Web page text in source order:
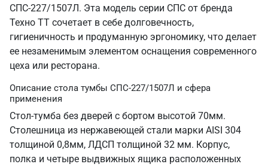
СПС-227/1507Л. Эта модель серии СПС от бренда
Техно ТТ сочетает в себе долговечность,
гигиеничность и продуманную эргономику, что делает
ее незаменимым элементом оснащения современного
цеха или ресторана.
Описание стола тумбы СПС-227/1507Л и сфера
применения
Стол-тумба без дверей с бортом высотой 70мм.
Столешница из нержавеющей стали марки AISI 304
толщиной 0,8мм, ЛДСП толщиной 32 мм. Корпус,
полка и четыре выдвижных ящика расположенных